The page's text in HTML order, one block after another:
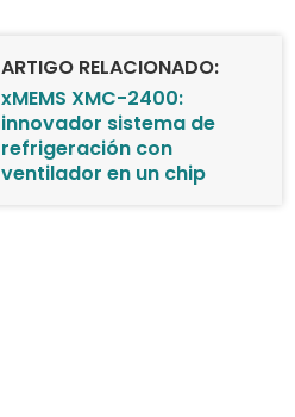
ARTIGO RELACIONADO:
xMEMS XMC-2400:
innovador sistema de
refrigeración con
ventilador en un chip